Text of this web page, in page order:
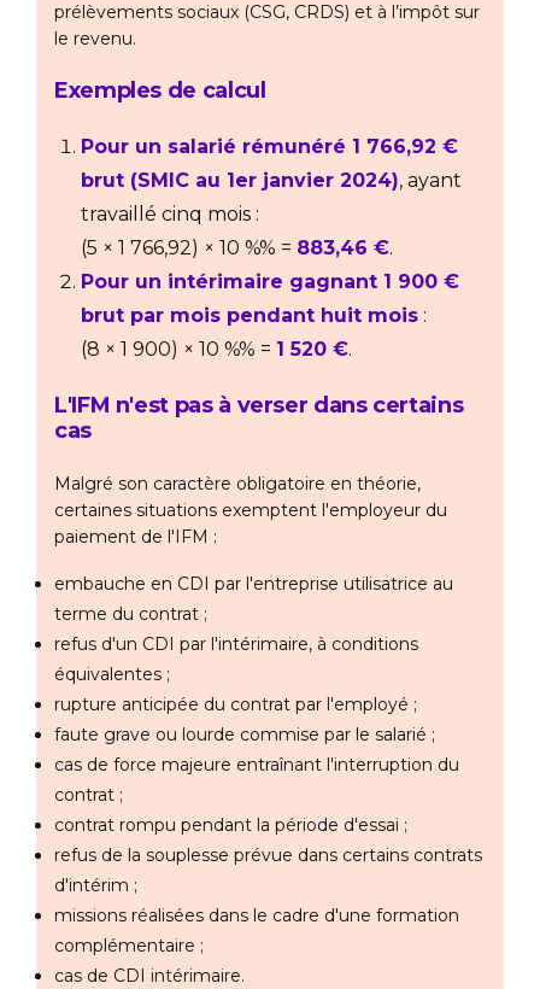
prélèvements sociaux (CSG, CRDS) et à l’impôt sur
le revenu.
Exemples de calcul
Pour un salarié rémunéré 1 766,92 €
brut (SMIC au 1er janvier 2024), ayant
travaillé cinq mois :
(5 × 1 766,92) × 10 %% = 883,46 €.
Pour un intérimaire gagnant 1 900 €
brut par mois pendant huit mois :
(8 × 1 900) × 10 %% = 1 520 €.
L'IFM n'est pas à verser dans certains
cas
Malgré son caractère obligatoire en théorie,
certaines situations exemptent l'employeur du
paiement de l'IFM :
embauche en CDI par l'entreprise utilisatrice au
terme du contrat ;
refus d'un CDI par l'intérimaire, à conditions
équivalentes ;
rupture anticipée du contrat par l'employé ;
faute grave ou lourde commise par le salarié ;
cas de force majeure entraînant l'interruption du
contrat ;
contrat rompu pendant la période d'essai ;
refus de la souplesse prévue dans certains contrats
d'intérim ;
missions réalisées dans le cadre d'une formation
complémentaire ;
cas de CDI intérimaire.